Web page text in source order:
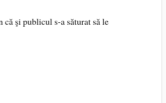
că şi publicul s-a săturat să le